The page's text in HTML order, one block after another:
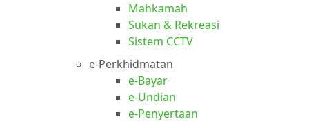
Mahkamah
Sukan & Rekreasi
Sistem CCTV
e-Perkhidmatan
e-Bayar
e-Undian
e-Penyertaan